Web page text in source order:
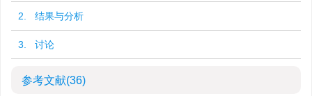
2. 结果与分析
3. 讨论
参考文献(36)